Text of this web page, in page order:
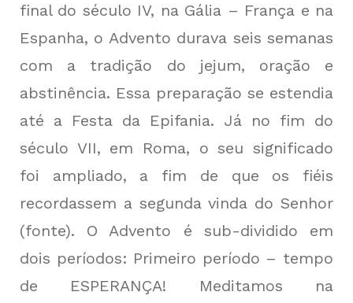
final do século IV, na Gália – França e na
Espanha, o Advento durava seis semanas
com a tradição do jejum, oração e
abstinência. Essa preparação se estendia
até a Festa da Epifania. Já no fim do
século VII, em Roma, o seu significado
foi ampliado, a fim de que os fiéis
recordassem a segunda vinda do Senhor
(fonte). O Advento é sub-dividido em
dois períodos: Primeiro período – tempo
de ESPERANÇA! Meditamos na